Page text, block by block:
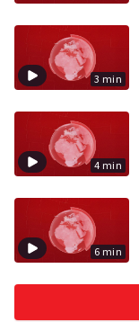
3 min
4 min
6 min